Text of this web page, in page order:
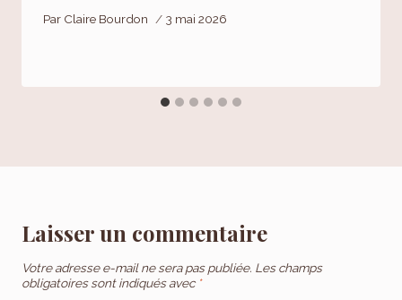
Par Claire Bourdon 3 mai 2026
Laisser un commentaire
Votre adresse e-mail ne sera pas publiée. Les champs
obligatoires sont indiqués avec *